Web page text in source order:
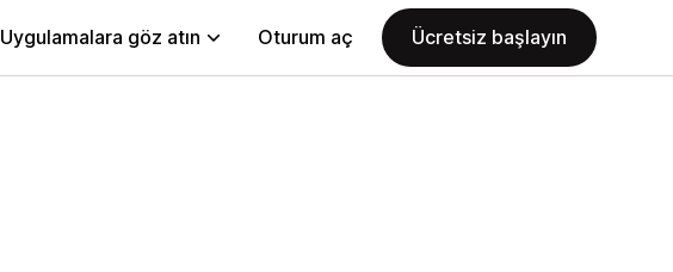
Uygulamalara göz atın Oturum aç Ücretsiz başlayın